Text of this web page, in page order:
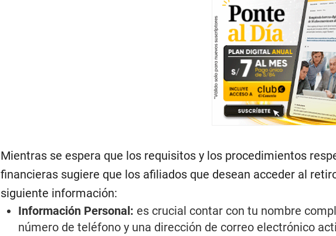
Mientras se espera que los requisitos y los procedimientos
financieras sugiere que los afiliados que desean acceder al
siguiente información:
Información Personal: es crucial contar con tu nombre
número de teléfono y una dirección de correo electrónico